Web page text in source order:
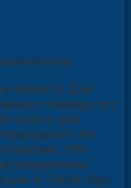
немного. Для
очередь это
своего дня
что
Эти
в «свой год».